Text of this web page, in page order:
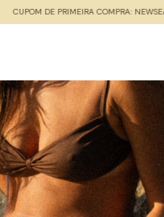
CASHBACK EM TODAS AS COMPRAS